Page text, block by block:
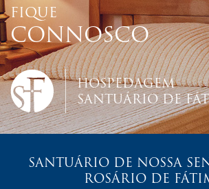
FIQUE
CONNOSCO
HOSPEDAGEM
SANTUÁRIO DE
SANTUÁRIO DE NOSSA
ROSÁRIO DE